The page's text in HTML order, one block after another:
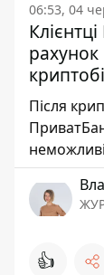
06:53, 04
рахунок
Після
👍